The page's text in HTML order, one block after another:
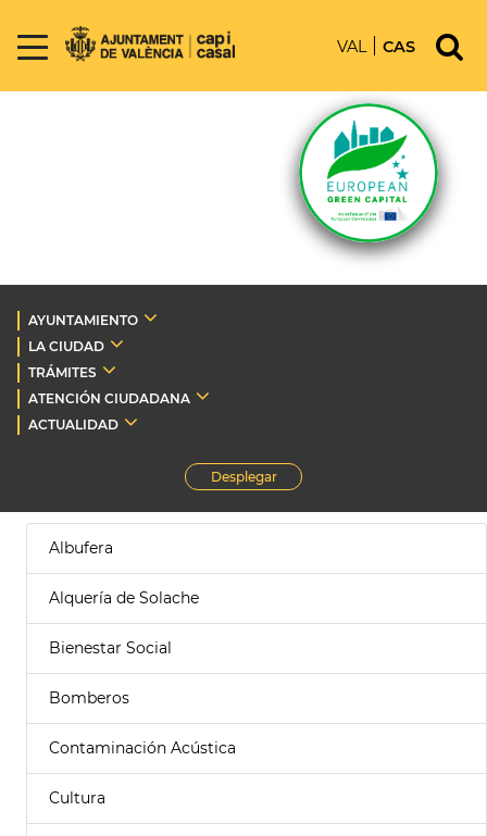
VAL CAS
AYUNTAMIENTO
LA CIUDAD
TRÁMITES
ATENCIÓN CIUDADANA
ACTUALIDAD
Desplegar
Albufera
Alquería de Solache
Bienestar Social
Bomberos
Contaminación Acústica
Cultura